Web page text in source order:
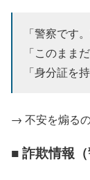
「警察です
「このまま
「身分証を
→ 不安を煽る
■ 詐欺情報